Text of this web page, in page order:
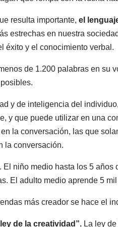
resulta importante, el
estrechas en nuestra
éxito y el conocimiento verbal.
de 1.200 palabras en su
y de inteligencia del
y que puede utilizar en una
la conversación, las que
la conversación.
niño medio hasta los 5 años
El adulto medio aprende 5
más creador se hace el
de la creatividad”.La ley de